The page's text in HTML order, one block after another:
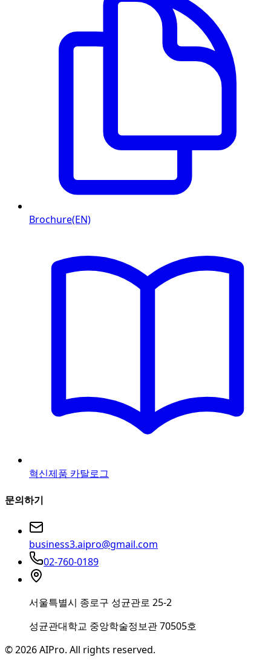
Brochure(EN)
혁신제품 카탈로그
문의하기
business3.aipro@gmail.com
02-760-0189
서울특별시 종로구 성균관로 25-2
성균관대학교 중앙학술정보관 70505호
© 2026 AIPro. All rights reserved.